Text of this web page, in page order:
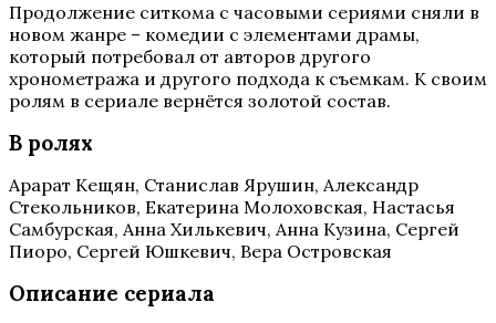
Продолжение ситкома с часовыми сериями сняли в
новом жанре – комедии с элементами драмы,
который потребовал от авторов другого
хронометража и другого подхода к съемкам. К своим
ролям в сериале вернётся золотой состав.
В ролях
Арарат Кещян, Станислав Ярушин, Александр
Стекольников, Екатерина Молоховская, Настасья
Самбурская, Анна Хилькевич, Анна Кузина, Сергей
Пиоро, Сергей Юшкевич, Вера Островская
Описание сериала